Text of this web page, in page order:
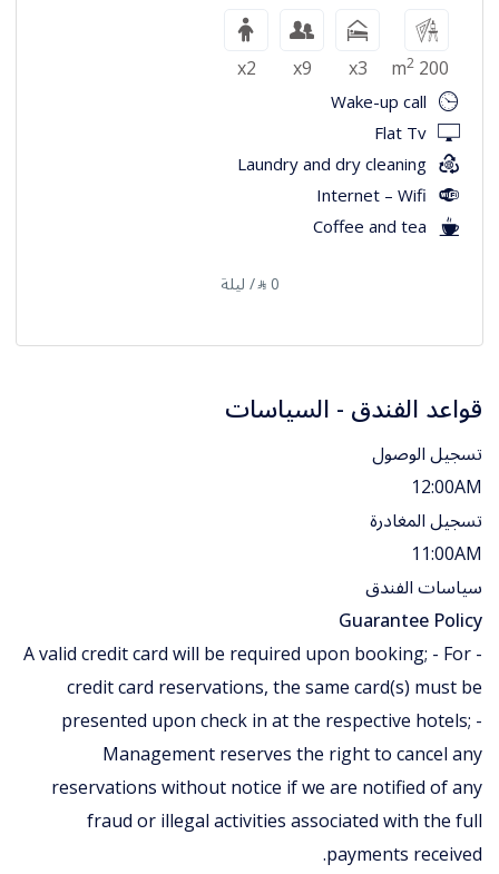
200 m
2
x3
x9
x2
Wake-up call
Flat Tv
Laundry and dry cleaning
Internet – Wifi
Coffee and tea
0
⃁/ ليلة
قواعد الفندق - السياسات
تسجيل الوصول
12:00AM
تسجيل المغادرة
11:00AM
سياسات الفندق
Guarantee Policy
- A valid credit card will be required upon booking; - For
credit card reservations, the same card(s) must be
presented upon check in at the respective hotels; -
Management reserves the right to cancel any
reservations without notice if we are notified of any
fraud or illegal activities associated with the full
payments received.